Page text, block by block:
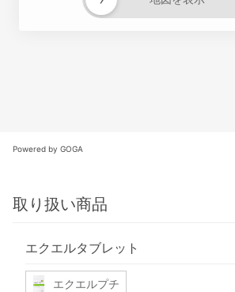
Powered by GOGA
取り扱い商品
エクエルタブレット
エクエルプチ